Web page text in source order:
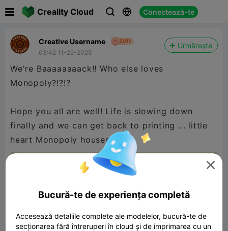
Creality Cloud   Conectează-te
Creative Username
03:42 11-22-2025
Urmărește
We're Baaaaaaaack!! Who else loves
Monopoly?!?!?
Hope you all are well! Life is slowing down
finally and we can get back to printing ... little
heart Monopoly houses!

Bucură-te de experiența completă
Accesează detaliile complete ale modelelor, bucură-te de
secționarea fără întreruperi în cloud și de imprimarea cu un